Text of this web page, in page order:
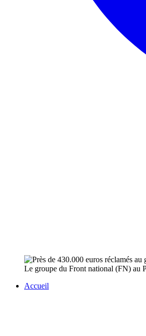
Le groupe du Front national (FN) au
Accueil